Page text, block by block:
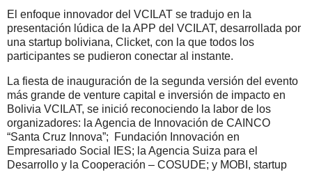
El enfoque innovador del VCILAT se tradujo en la
presentación lúdica de la APP del VCILAT, desarrollada por
una startup boliviana, Clicket, con la que todos los
participantes se pudieron conectar al instante.
La fiesta de inauguración de la segunda versión del evento
más grande de venture capital e inversión de impacto en
Bolivia VCILAT, se inició reconociendo la labor de los
organizadores: la Agencia de Innovación de CAINCO
“Santa Cruz Innova”; Fundación Innovación en
Empresariado Social IES; la Agencia Suiza para el
Desarrollo y la Cooperación – COSUDE; y MOBI, startup